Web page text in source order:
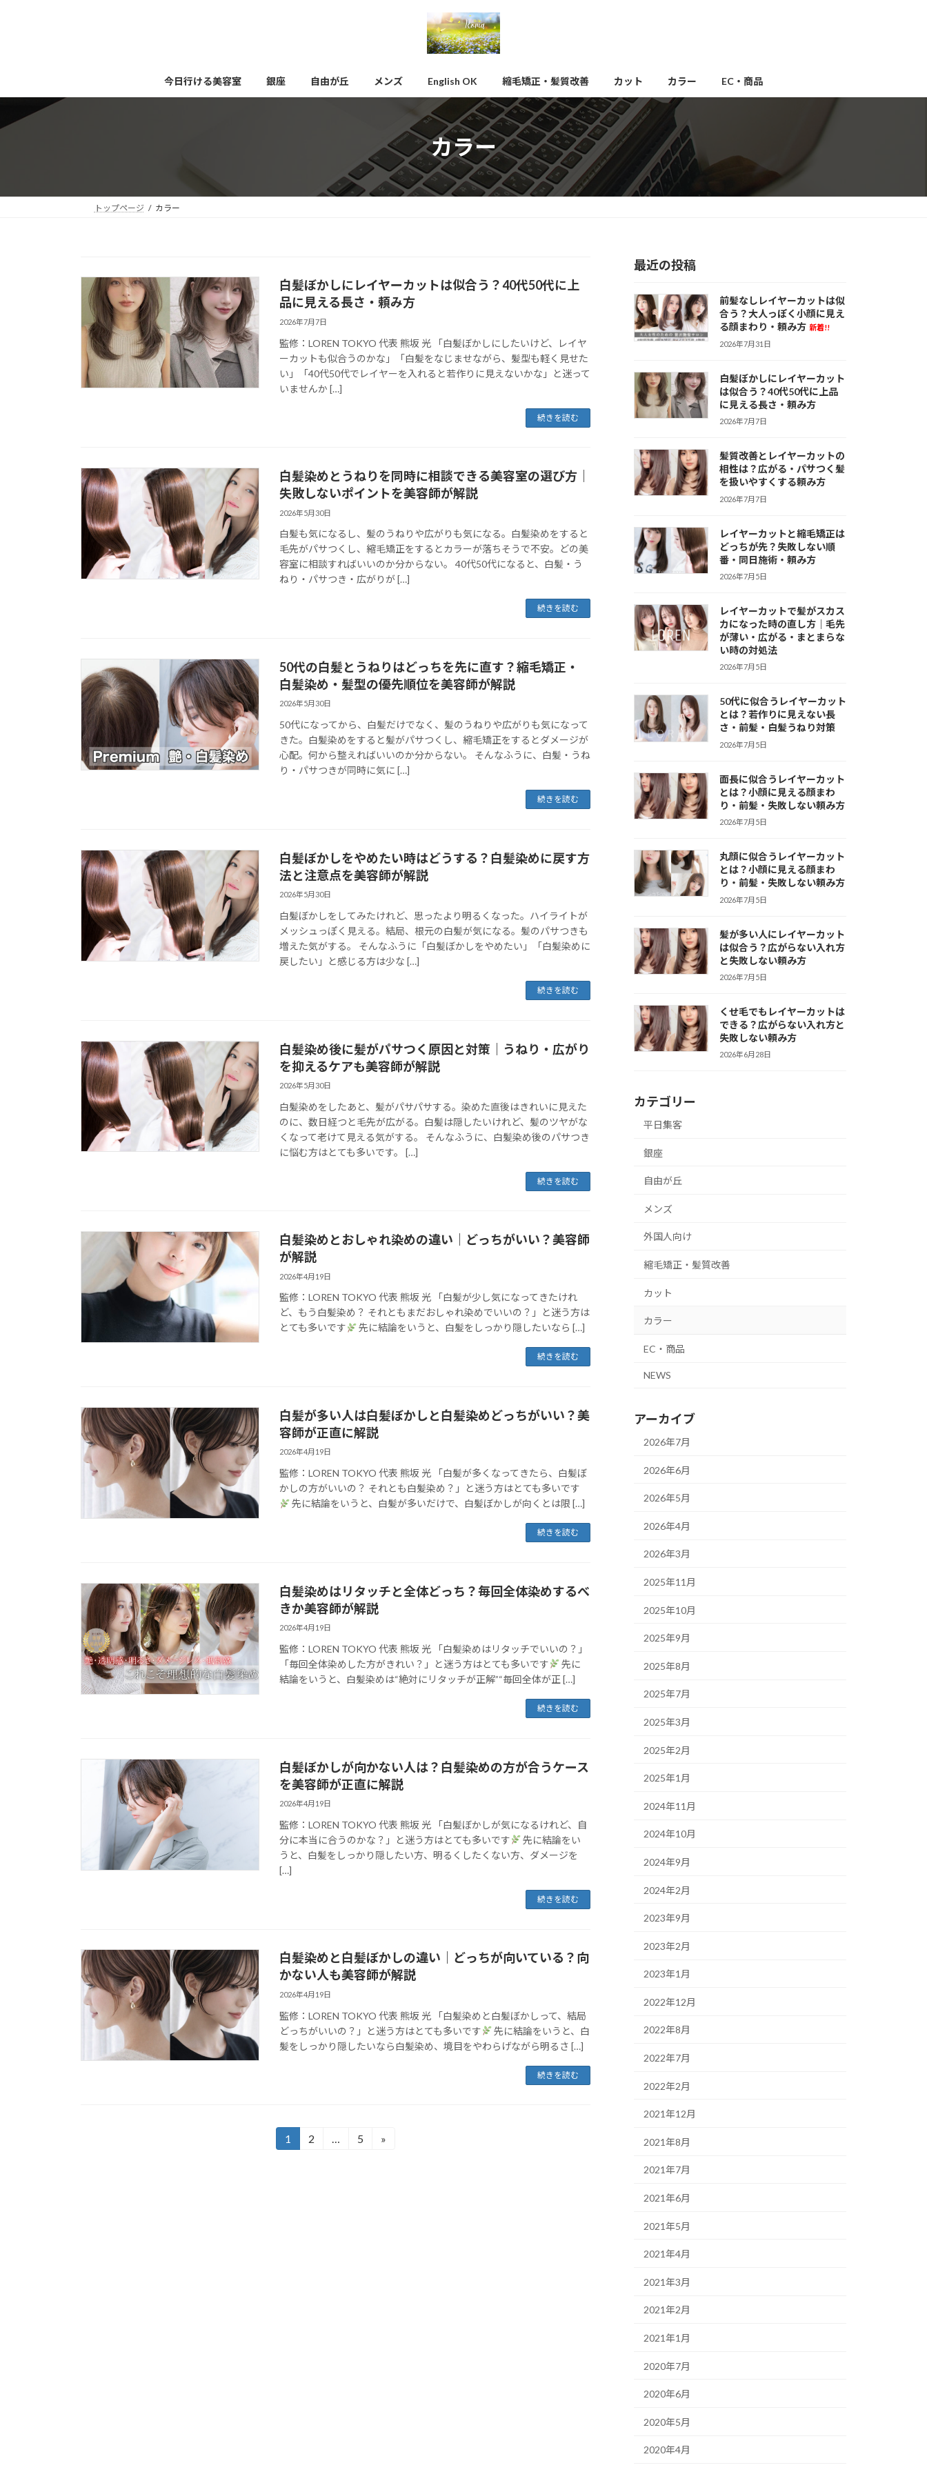
キ
に
今日行ける美容室 銀座 自由が丘 メンズ English OK 縮毛矯正・髪質改善 カット カラー EC・商品
カラー
トップページ カラー
白髪ぼかしにレイヤーカットは似合う？40代50代に上
品に見える長さ・頼み方
2026年7月7日
監修：LOREN TOKYO 代表 熊坂 光 「白髪ぼかしにしたいけど、レイヤ
ーカットも似合うのかな」「白髪をなじませながら、髪型も軽く見せた
い」「40代50代でレイヤーを入れると若作りに見えないかな」と迷って
いませんか […]
続きを読む
白髪染めとうねりを同時に相談できる美容室の選び方｜
失敗しないポイントを美容師が解説
2026年5月30日
白髪も気になるし、髪のうねりや広がりも気になる。白髪染めをすると
毛先がパサつくし、縮毛矯正をするとカラーが落ちそうで不安。どの美
容室に相談すればいいのか分からない。 40代50代になると、白髪・う
ねり・パサつき・広がりが […]
続きを読む
50代の白髪とうねりはどっちを先に直す？縮毛矯正・
白髪染め・髪型の優先順位を美容師が解説
2026年5月30日
50代になってから、白髪だけでなく、髪のうねりや広がりも気になって
きた。白髪染めをすると髪がパサつくし、縮毛矯正をするとダメージが
心配。何から整えればいいのか分からない。 そんなふうに、白髪・うね
り・パサつきが同時に気に […]
続きを読む
白髪ぼかしをやめたい時はどうする？白髪染めに戻す方
法と注意点を美容師が解説
2026年5月30日
白髪ぼかしをしてみたけれど、思ったより明るくなった。ハイライトが
メッシュっぽく見える。結局、根元の白髪が気になる。髪のパサつきも
増えた気がする。 そんなふうに「白髪ぼかしをやめたい」「白髪染めに
戻したい」と感じる方は少な […]
続きを読む
白髪染め後に髪がパサつく原因と対策｜うねり・広がり
を抑えるケアも美容師が解説
2026年5月30日
白髪染めをしたあと、髪がパサパサする。染めた直後はきれいに見えた
のに、数日経つと毛先が広がる。白髪は隠したいけれど、髪のツヤがな
くなって老けて見える気がする。 そんなふうに、白髪染め後のパサつき
に悩む方はとても多いです。 […]
続きを読む
白髪染めとおしゃれ染めの違い｜どっちがいい？美容師
が解説
2026年4月19日
監修：LOREN TOKYO 代表 熊坂 光 「白髪が少し気になってきたけれ
ど、もう白髪染め？ それともまだおしゃれ染めでいいの？」と迷う方は
とても多いです
先に結論をいうと、白髪をしっかり隠したいなら […]
続きを読む
白髪が多い人は白髪ぼかしと白髪染めどっちがいい？美
容師が正直に解説
2026年4月19日
監修：LOREN TOKYO 代表 熊坂 光 「白髪が多くなってきたら、白髪ぼ
かしの方がいいの？ それとも白髪染め？」と迷う方はとても多いです
先に結論をいうと、白髪が多いだけで、白髪ぼかしが向くとは限 […]
続きを読む
白髪染めはリタッチと全体どっち？毎回全体染めするべ
きか美容師が解説
2026年4月19日
監修：LOREN TOKYO 代表 熊坂 光 「白髪染めはリタッチでいいの？」
「毎回全体染めした方がきれい？」と迷う方はとても多いです
先に
結論をいうと、白髪染めは“絶対にリタッチが正解”“毎回全体が正 […]
続きを読む
白髪ぼかしが向かない人は？白髪染めの方が合うケース
を美容師が正直に解説
2026年4月19日
監修：LOREN TOKYO 代表 熊坂 光 「白髪ぼかしが気になるけれど、自
分に本当に合うのかな？」と迷う方はとても多いです
先に結論をい
うと、白髪をしっかり隠したい方、明るくしたくない方、ダメージを
[…]
続きを読む
白髪染めと白髪ぼかしの違い｜どっちが向いている？向
かない人も美容師が解説
2026年4月19日
監修：LOREN TOKYO 代表 熊坂 光 「白髪染めと白髪ぼかしって、結局
どっちがいいの？」と迷う方はとても多いです
先に結論をいうと、白
髪をしっかり隠したいなら白髪染め、境目をやわらげながら明るさ […]
続きを読む
固
1
固
2 …
固
5 »
最近の投稿
前髪なしレイヤーカットは似
合う？大人っぽく小顔に見え
る顔まわり・頼み方 新着!!
2026年7月31日
白髪ぼかしにレイヤーカット
は似合う？40代50代に上品
に見える長さ・頼み方
2026年7月7日
髪質改善とレイヤーカットの
相性は？広がる・パサつく髪
を扱いやすくする頼み方
2026年7月7日
レイヤーカットと縮毛矯正は
どっちが先？失敗しない順
番・同日施術・頼み方
2026年7月5日
レイヤーカットで髪がスカス
カになった時の直し方｜毛先
が薄い・広がる・まとまらな
い時の対処法
2026年7月5日
50代に似合うレイヤーカット
とは？若作りに見えない長
さ・前髪・白髪うねり対策
2026年7月5日
面長に似合うレイヤーカット
とは？小顔に見える顔まわ
り・前髪・失敗しない頼み方
2026年7月5日
丸顔に似合うレイヤーカット
とは？小顔に見える顔まわ
り・前髪・失敗しない頼み方
2026年7月5日
髪が多い人にレイヤーカット
は似合う？広がらない入れ方
と失敗しない頼み方
2026年7月5日
くせ毛でもレイヤーカットは
できる？広がらない入れ方と
失敗しない頼み方
2026年6月28日
カテゴリー
平日集客
銀座
自由が丘
メンズ
外国人向け
縮毛矯正・髪質改善
カット
カラー
EC・商品
NEWS
アーカイブ
2026年7月
2026年6月
2026年5月
2026年4月
2026年3月
2025年11月
2025年10月
2025年9月
2025年8月
2025年7月
2025年3月
2025年2月
2025年1月
2024年11月
2024年10月
2024年9月
2024年2月
2023年9月
2023年2月
2023年1月
2022年12月
2022年8月
2022年7月
2022年2月
2021年12月
2021年8月
2021年7月
2021年6月
2021年5月
2021年4月
2021年3月
2021年2月
2021年1月
2020年7月
2020年6月
2020年5月
2020年4月